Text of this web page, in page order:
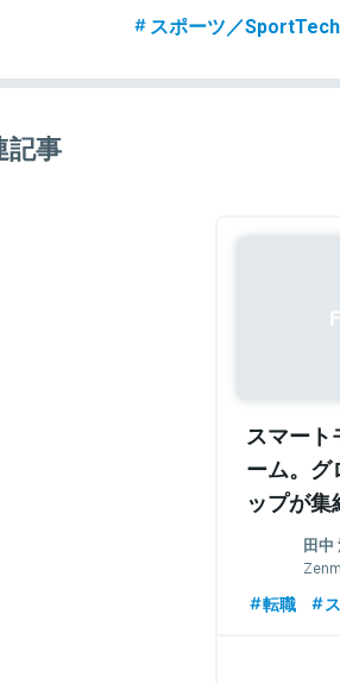
スポーツ／SportTech
記事
スマート
ーム。グ
ップが
田中
転職